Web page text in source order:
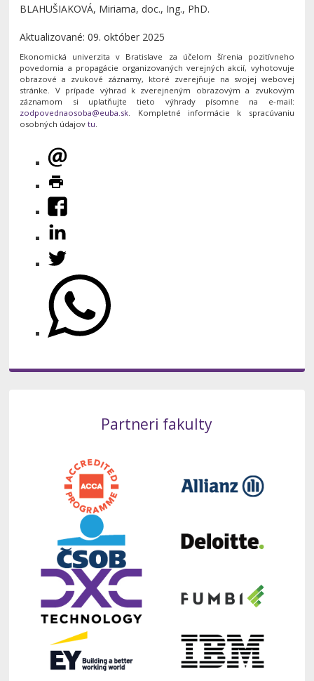
BLAHUŠIAKOVÁ, Miriama, doc., Ing., PhD.
Aktualizované: 09. október 2025
Ekonomická univerzita v Bratislave za účelom šírenia pozitívneho
povedomia a propagácie organizovaných verejných akcií, vyhotovuje
obrazové a zvukové záznamy, ktoré zverejňuje na svojej webovej
stránke. V prípade výhrad k zverejneným obrazovým a zvukovým
záznamom si uplatňujte tieto výhrady písomne na e-mail:
. Kompletné informácie k spracúvaniu
osobných údajovtu.
Partneri fakulty